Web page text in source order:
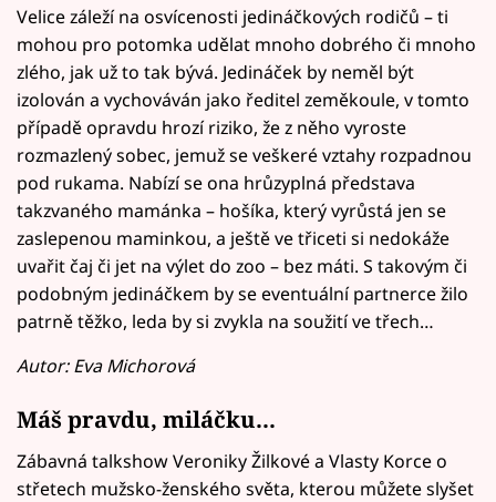
Velice záleží na osvícenosti jedináčkových rodičů – ti
mohou pro potomka udělat mnoho dobrého či mnoho
zlého, jak už to tak bývá. Jedináček by neměl být
izolován a vychováván jako ředitel zeměkoule, v tomto
případě opravdu hrozí riziko, že z něho vyroste
rozmazlený sobec, jemuž se veškeré vztahy rozpadnou
pod rukama. Nabízí se ona hrůzyplná představa
takzvaného mamánka – hošíka, který vyrůstá jen se
zaslepenou maminkou, a ještě ve třiceti si nedokáže
uvařit čaj či jet na výlet do zoo – bez máti. S takovým či
podobným jedináčkem by se eventuální partnerce žilo
patrně těžko, leda by si zvykla na soužití ve třech…
Autor: Eva Michorová
Máš pravdu, miláčku...
Zábavná talkshow Veroniky Žilkové a Vlasty Korce o
střetech mužsko-ženského světa, kterou můžete slyšet